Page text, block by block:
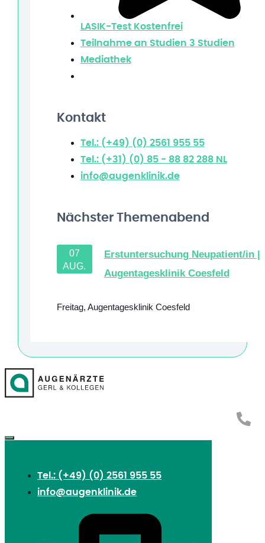
LASIK-Test Kostenfrei
Teilnahme an Studien 3 Studien
Mediathek
Kontakt
Tel.: (+49) (0) 2561 955 55
Tel.: (+31) (0) 85 - 88 82 288 NL
info@augenklinik.de
Nächster Themenabend
07
AUG.
Erstuntersuchung Neupatient/in |
Augentagesklinik Coesfeld
Freitag, Augentagesklinik Coesfeld
Tel.: (+49) (0) 2561 955 55
info@augenklinik.de